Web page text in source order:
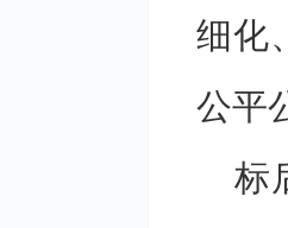
细化
公平
标